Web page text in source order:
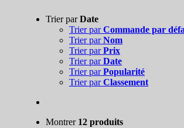
Trier parDate
Trier parCommande par
Trier parNom
Trier parPrix
Trier parDate
Trier parPopularité
Trier parClassement
Montrer 12 produits